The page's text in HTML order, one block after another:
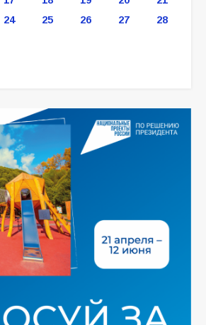
24 25 26 27
28